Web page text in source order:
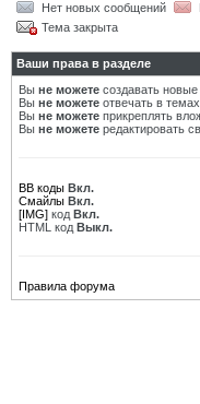
Нет новых сообщений
Тема закрыта
Ваши права в разделе
Вы не можете создавать
Вы не можете отвечать в темах
Вы не можете прикреплять
Вы не можете редактировать
BB коды Вкл.
Смайлы Вкл.
[IMG] код Вкл.
HTML код Выкл.
Правила форума